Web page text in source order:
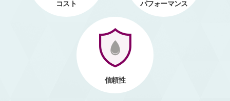
コスト パフォーマンス
信頼性